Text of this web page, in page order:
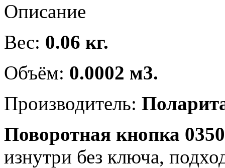
Описание
Вес: 0.06 кг.
Объём: 0.0002 м3.
Производитель:
Поворотная кнопка 0350
изнутри без ключа,